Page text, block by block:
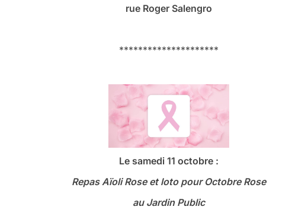
rue Roger Salengro
*********************
Le samedi 11 octobre :
Repas Aïoli Rose et loto pour Octobre Rose
au Jardin Public